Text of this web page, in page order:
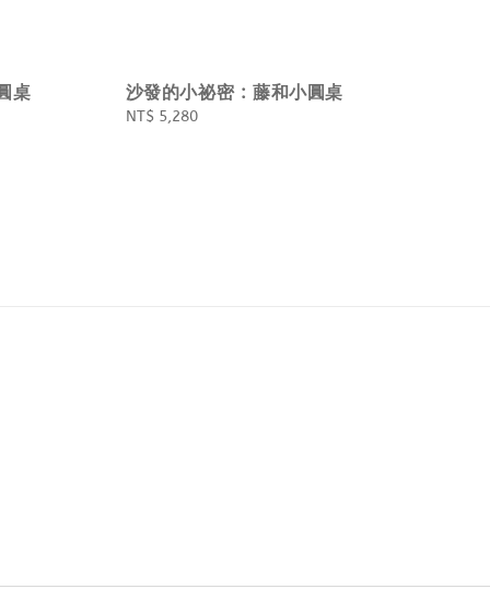
桌 沙發的小祕密 : 藤和小圓桌
Regular
NT$ 5,280